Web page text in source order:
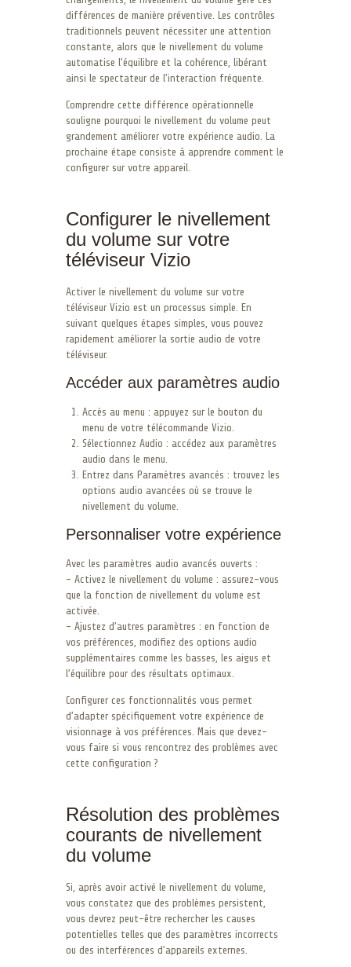
différences de manière préventive. Les contrôles
traditionnels peuvent nécessiter une attention
constante, alors que le nivellement du volume
automatise l’équilibre et la cohérence, libérant
ainsi le spectateur de l’interaction fréquente.
Comprendre cette différence opérationnelle
souligne pourquoi le nivellement du volume peut
grandement améliorer votre expérience audio. La
prochaine étape consiste à apprendre comment le
configurer sur votre appareil.
Configurer le nivellement
du volume sur votre
téléviseur Vizio
Activer le nivellement du volume sur votre
téléviseur Vizio est un processus simple. En
suivant quelques étapes simples, vous pouvez
rapidement améliorer la sortie audio de votre
téléviseur.
Accéder aux paramètres audio
Accès au menu : appuyez sur le bouton du
menu de votre télécommande Vizio.
Sélectionnez Audio : accédez aux paramètres
audio dans le menu.
Entrez dans Paramètres avancés : trouvez les
options audio avancées où se trouve le
nivellement du volume.
Personnaliser votre expérience
Avec les paramètres audio avancés ouverts :
– Activez le nivellement du volume : assurez-vous
que la fonction de nivellement du volume est
activée.
– Ajustez d’autres paramètres : en fonction de
vos préférences, modifiez des options audio
supplémentaires comme les basses, les aigus et
l’équilibre pour des résultats optimaux.
Configurer ces fonctionnalités vous permet
d’adapter spécifiquement votre expérience de
visionnage à vos préférences. Mais que devez-
vous faire si vous rencontrez des problèmes avec
cette configuration ?
Résolution des problèmes
courants de nivellement
du volume
Si, après avoir activé le nivellement du volume,
vous constatez que des problèmes persistent,
vous devrez peut-être rechercher les causes
potentielles telles que des paramètres incorrects
ou des interférences d’appareils externes.